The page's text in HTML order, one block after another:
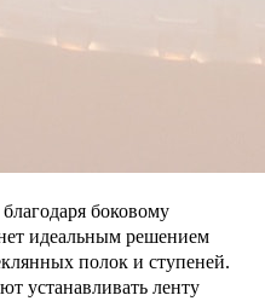
благодаря боковому
идеальным решением
полок и ступеней.
устанавливать ленту